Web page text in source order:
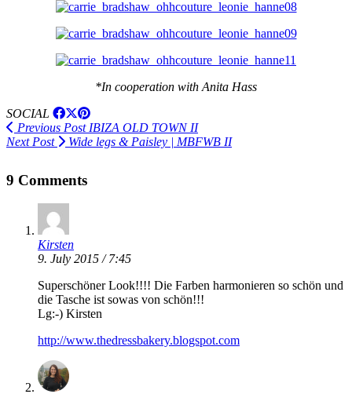
*In cooperation with Anita Hass
SOCIAL
Previous PostIBIZA OLD TOWN II
Next Post
Wide legs & Paisley | MBFWB II
9 Comments
Kirsten
9. July 2015 / 7:45
Superschöner Look!!!! Die Farben harmonieren so schön und
die Tasche ist sowas von schön!!!
Lg:-) Kirsten
http://www.thedressbakery.blogspot.com